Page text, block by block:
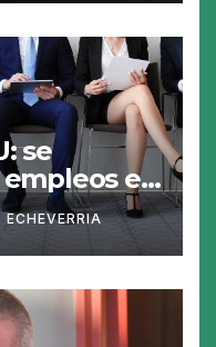
se
en
recalcula
las
ECHEVERRIA